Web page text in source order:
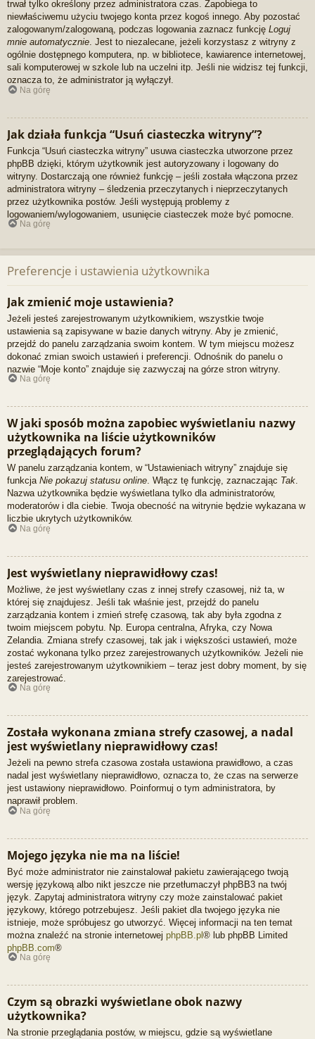
trwał tylko określony przez administratora czas. Zapobiega to
niewłaściwemu użyciu twojego konta przez kogoś innego. Aby pozostać
zalogowanym/zalogowaną, podczas logowania zaznacz funkcję Loguj
mnie automatycznie. Jest to niezalecane, jeżeli korzystasz z witryny z
ogólnie dostępnego komputera, np. w bibliotece, kawiarence internetowej,
sali komputerowej w szkole lub na uczelni itp. Jeśli nie widzisz tej funkcji,
oznacza to, że administrator ją wyłączył.
Na górę
Jak działa funkcja “Usuń ciasteczka witryny”?
Funkcja “Usuń ciasteczka witryny” usuwa ciasteczka utworzone przez
phpBB dzięki, którym użytkownik jest autoryzowany i logowany do
witryny. Dostarczają one również funkcję – jeśli została włączona przez
administratora witryny – śledzenia przeczytanych i nieprzeczytanych
przez użytkownika postów. Jeśli występują problemy z
logowaniem/wylogowaniem, usunięcie ciasteczek może być pomocne.
Na górę
Preferencje i ustawienia użytkownika
Jak zmienić moje ustawienia?
Jeżeli jesteś zarejestrowanym użytkownikiem, wszystkie twoje
ustawienia są zapisywane w bazie danych witryny. Aby je zmienić,
przejdź do panelu zarządzania swoim kontem. W tym miejscu możesz
dokonać zmian swoich ustawień i preferencji. Odnośnik do panelu o
nazwie “Moje konto” znajduje się zazwyczaj na górze stron witryny.
Na górę
W jaki sposób można zapobiec wyświetlaniu nazwy
użytkownika na liście użytkowników
przeglądających forum?
W panelu zarządzania kontem, w “Ustawieniach witryny” znajduje się
funkcja Nie pokazuj statusu online. Włącz tę funkcję, zaznaczając Tak.
Nazwa użytkownika będzie wyświetlana tylko dla administratorów,
moderatorów i dla ciebie. Twoja obecność na witrynie będzie wykazana w
liczbie ukrytych użytkowników.
Na górę
Jest wyświetlany nieprawidłowy czas!
Możliwe, że jest wyświetlany czas z innej strefy czasowej, niż ta, w
której się znajdujesz. Jeśli tak właśnie jest, przejdź do panelu
zarządzania kontem i zmień strefę czasową, tak aby była zgodna z
twoim miejscem pobytu. Np. Europa centralna, Afryka, czy Nowa
Zelandia. Zmiana strefy czasowej, tak jak i większości ustawień, może
zostać wykonana tylko przez zarejestrowanych użytkowników. Jeżeli nie
jesteś zarejestrowanym użytkownikiem – teraz jest dobry moment, by się
zarejestrować.
Na górę
Została wykonana zmiana strefy czasowej, a nadal
jest wyświetlany nieprawidłowy czas!
Jeżeli na pewno strefa czasowa została ustawiona prawidłowo, a czas
nadal jest wyświetlany nieprawidłowo, oznacza to, że czas na serwerze
jest ustawiony nieprawidłowo. Poinformuj o tym administratora, by
naprawił problem.
Na górę
Mojego języka nie ma na liście!
Być może administrator nie zainstalował pakietu zawierającego twoją
wersję językową albo nikt jeszcze nie przetłumaczył phpBB3 na twój
język. Zapytaj administratora witryny czy może zainstalować pakiet
językowy, którego potrzebujesz. Jeśli pakiet dla twojego języka nie
istnieje, może spróbujesz go utworzyć. Więcej informacji na ten temat
można znaleźć na stronie internetowej phpBB.pl ® lub phpBB Limited
phpBB.com®
Na górę
Czym są obrazki wyświetlane obok nazwy
użytkownika?
Na stronie przeglądania postów, w miejscu, gdzie są wyświetlane